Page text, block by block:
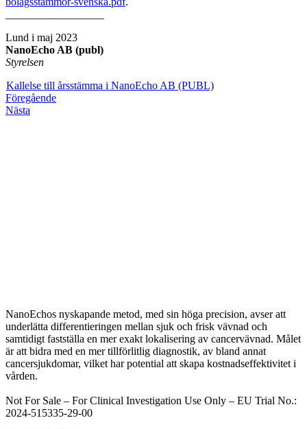
Lund i maj 2023
NanoEcho AB (publ)
Styrelsen
Kallelse till årsstämma i NanoEcho AB (PUBL)
Föregående
Nästa
NanoEchos nyskapande metod, med sin höga precision, avser att
underlätta differentieringen mellan sjuk och frisk vävnad och
samtidigt fastställa en mer exakt lokalisering av cancervävnad. Målet
är att bidra med en mer tillförlitlig diagnostik, av bland annat
cancersjukdomar, vilket har potential att skapa kostnadseffektivitet i
vården.
Not For Sale – For Clinical Investigation Use Only – EU Trial No.:
2024-515335-29-00